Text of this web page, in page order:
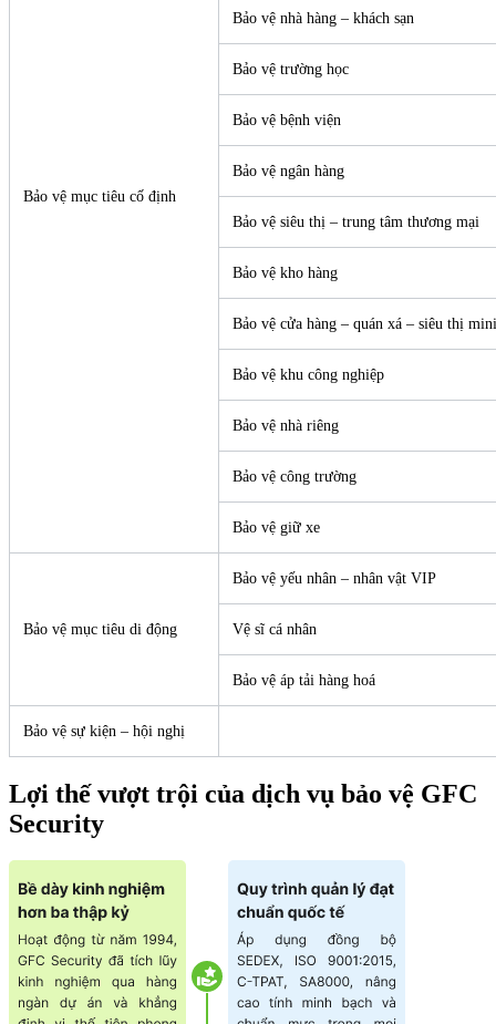
Bảo vệ mục tiêu cố định
Bảo vệ nhà hàng – khách sạn
Bảo vệ trường học
Bảo vệ bệnh viện
Bảo vệ ngân hàng
Bảo vệ siêu thị – trung tâm thương mại
Bảo vệ kho hàng
Bảo vệ cửa hàng – quán xá – siêu thị mini
Bảo vệ khu công nghiệp
Bảo vệ nhà riêng
Bảo vệ công trường
Bảo vệ giữ xe
Bảo vệ mục tiêu di động
Bảo vệ yếu nhân – nhân vật VIP
Vệ sĩ cá nhân
Bảo vệ áp tải hàng hoá
Bảo vệ sự kiện – hội nghị
Lợi thế vượt trội của dịch vụ bảo vệ GFC
Security